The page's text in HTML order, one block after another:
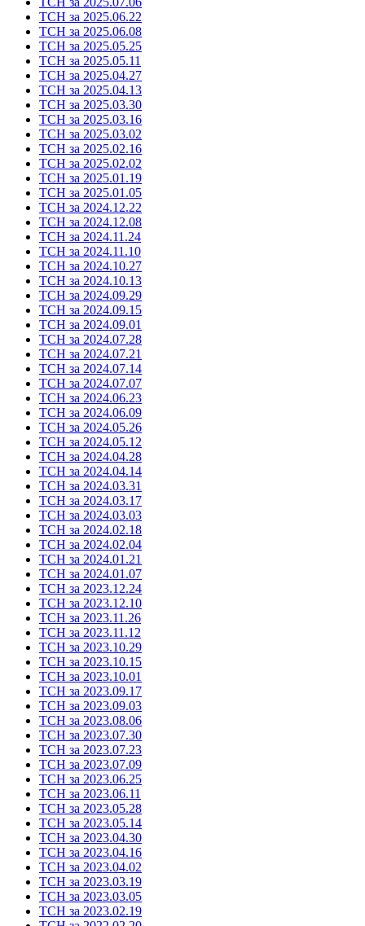
ТСН за 2025.06.22
ТСН за 2025.06.08
ТСН за 2025.05.25
ТСН за 2025.05.11
ТСН за 2025.04.27
ТСН за 2025.04.13
ТСН за 2025.03.30
ТСН за 2025.03.16
ТСН за 2025.03.02
ТСН за 2025.02.16
ТСН за 2025.02.02
ТСН за 2025.01.19
ТСН за 2025.01.05
ТСН за 2024.12.22
ТСН за 2024.12.08
ТСН за 2024.11.24
ТСН за 2024.11.10
ТСН за 2024.10.27
ТСН за 2024.10.13
ТСН за 2024.09.29
ТСН за 2024.09.15
ТСН за 2024.09.01
ТСН за 2024.07.28
ТСН за 2024.07.21
ТСН за 2024.07.14
ТСН за 2024.07.07
ТСН за 2024.06.23
ТСН за 2024.06.09
ТСН за 2024.05.26
ТСН за 2024.05.12
ТСН за 2024.04.28
ТСН за 2024.04.14
ТСН за 2024.03.31
ТСН за 2024.03.17
ТСН за 2024.03.03
ТСН за 2024.02.18
ТСН за 2024.02.04
ТСН за 2024.01.21
ТСН за 2024.01.07
ТСН за 2023.12.24
ТСН за 2023.12.10
ТСН за 2023.11.26
ТСН за 2023.11.12
ТСН за 2023.10.29
ТСН за 2023.10.15
ТСН за 2023.10.01
ТСН за 2023.09.17
ТСН за 2023.09.03
ТСН за 2023.08.06
ТСН за 2023.07.30
ТСН за 2023.07.23
ТСН за 2023.07.09
ТСН за 2023.06.25
ТСН за 2023.06.11
ТСН за 2023.05.28
ТСН за 2023.05.14
ТСН за 2023.04.30
ТСН за 2023.04.16
ТСН за 2023.04.02
ТСН за 2023.03.19
ТСН за 2023.03.05
ТСН за 2023.02.19